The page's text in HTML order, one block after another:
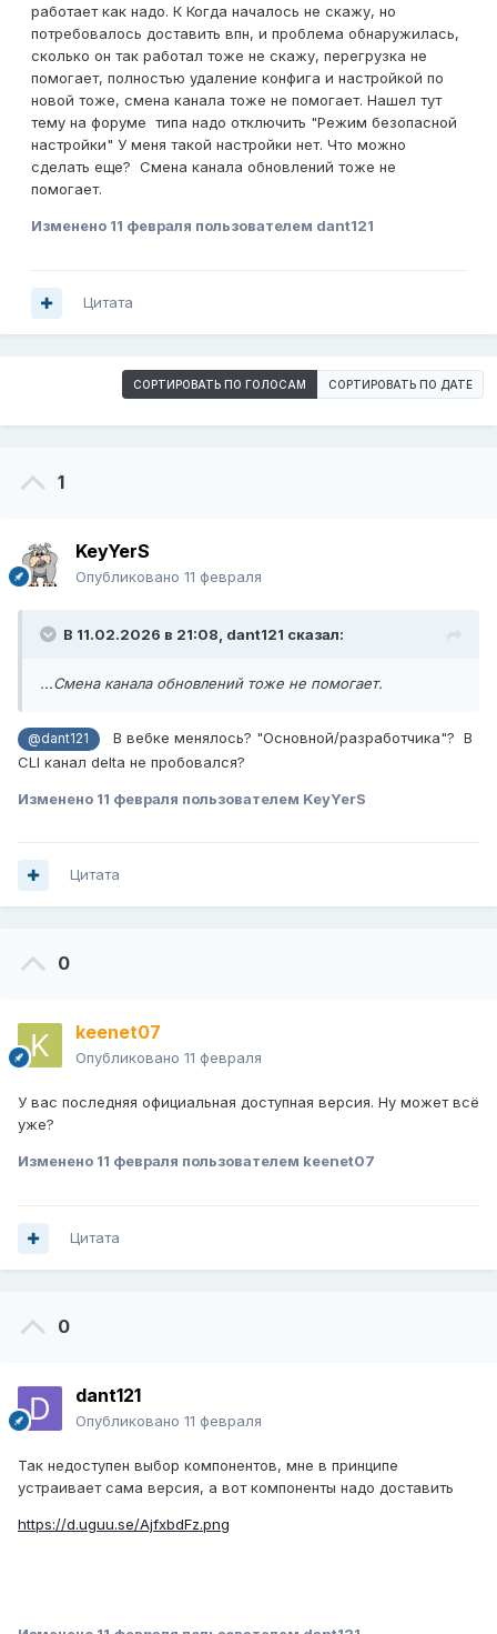
работает как надо. К Когда началось не скажу, но
потребовалось доставить впн, и проблема обнаружилась,
сколько он так работал тоже не скажу, перегрузка не
помогает, полностью удаление конфига и настройкой по
новой тоже, смена канала тоже не помогает. Нашел тут
тему на форуме типа надо отключить "Режим безопасной
настройки" У меня такой настройки нет. Что можно
сделать еще? Смена канала обновлений тоже не
помогает.
Изменено 11 февраля пользователем dant121
Цитата
СОРТИРОВАТЬ ПО ГОЛОСАМ СОРТИРОВАТЬ ПО ДАТЕ
1
KeyYerS
Опубликовано 11 февраля
В 11.02.2026 в 21:08, dant121 сказал:
...Смена канала обновлений тоже не помогает.
@dant121
В вебке менялось? "Основной/разработчика"? В
CLI канал delta не пробовался?
Изменено 11 февраля пользователем KeyYerS
Цитата
0
keenet07
Опубликовано 11 февраля
У вас последняя официальная доступная версия. Ну может всё
уже?
Изменено 11 февраля пользователем keenet07
Цитата
0
dant121
Опубликовано 11 февраля
Так недоступен выбор компонентов, мне в принципе
устраивает сама версия, а вот компоненты надо доставить
https://d.uguu.se/AjfxbdFz.png